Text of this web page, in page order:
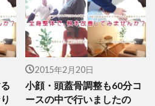
2015年2月20日
小顔・頭蓋骨調整も60分コ
ースの中で行いましたの